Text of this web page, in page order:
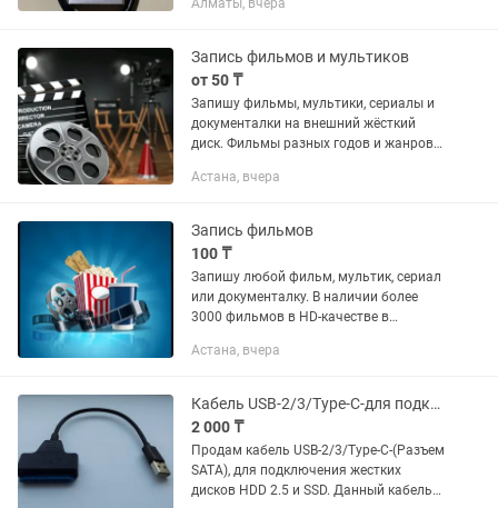
цена 45тыс Чуть чуть торг
Алматы, вчера
Запись фильмов и мультиков
от 50 ₸
Запишу фильмы, мультики, сериалы и
документалки на внешний жёсткий
диск. Фильмы разных годов и жанров в
пополняется. В наличии более 3000
Астана, вчера
Запись фильмов
100 ₸
Запишу любой фильм, мультик, сериал
или документалку. В наличии более
3000 фильмов в HD-качестве в
могу предоставить список на телефон.
Астана, вчера
Кабель USB-2/3/Type-C-для подключения Hdd2.5-ssd
2 000 ₸
Продам кабель USB-2/3/Type-C-(Разъем
SATA), для подключения жестких
дисков HDD 2.5 и SSD. Данный кабель